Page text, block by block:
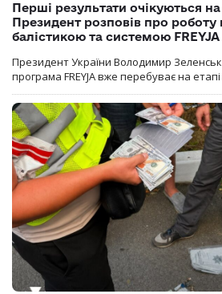
Перші результати очікуються
Президент розповів про роботу
балістикою та системою FREYJA
Президент України Володимир
програма FREYJA вже перебуває на етапі